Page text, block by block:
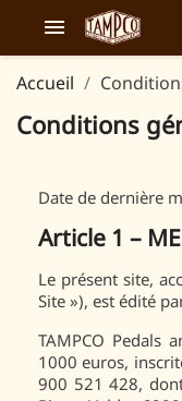

Accueil
Conditions
Date de dernière
Article 1 –
Le présent site,
Site »), est édité
TAMPCO Pedals
1000 euros,
900 521 428,